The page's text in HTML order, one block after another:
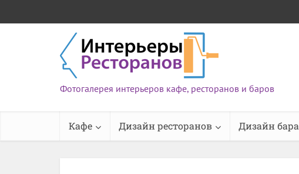
Фотогалерея интерьеров кафе, ресторанов и баров
Кафе Дизайн ресторанов Дизайн бара